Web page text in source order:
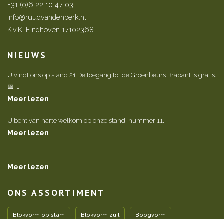
+31 (0)6 22 10 47 03
info@ruudvandenberk.nl
K.v.K. Eindhoven 17102368
NIEUWS
U vindt ons op stand 21 De toegang tot de Groenbeurs Brabant is gratis.
📅 […]
Meer lezen
U bent van harte welkom op onze stand, nummer 11.
Meer lezen
Meer lezen
ONS ASSORTIMENT
Blokvorm op stam Blokvorm zuil Boogvorm